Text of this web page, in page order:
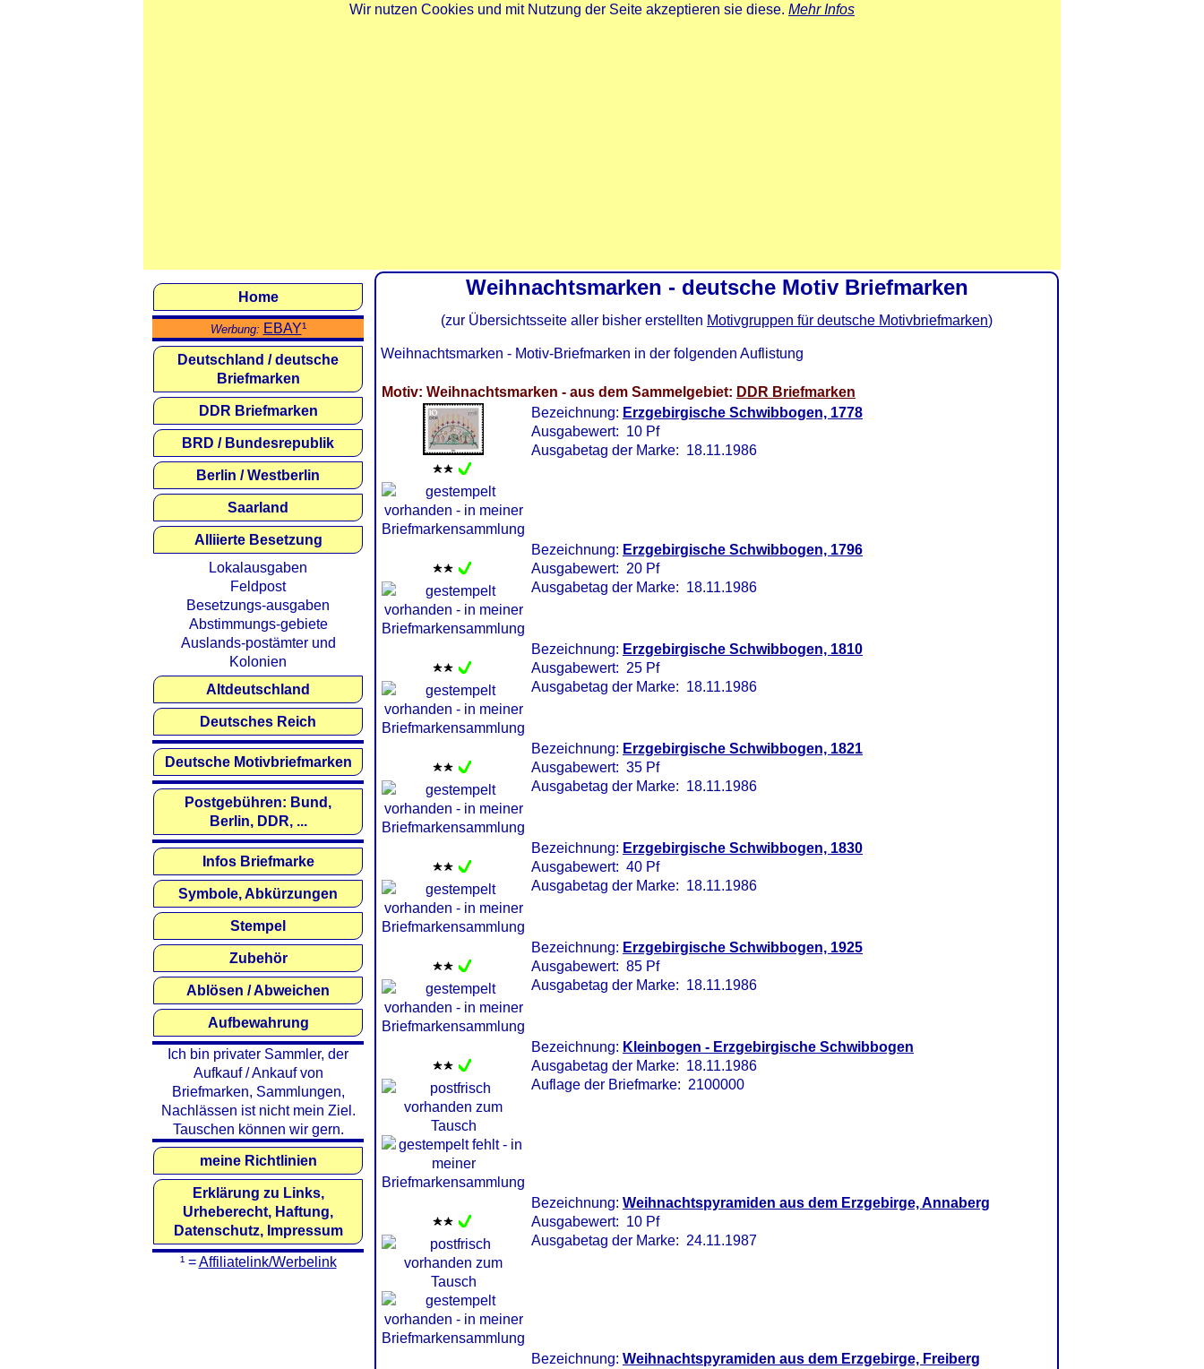
Wir nutzen Cookies und mit Nutzung der Seite akzeptieren sie diese. Mehr Infos
Weihnachtsmarken - deutsche Motiv Briefmarken
(zur Übersichtsseite aller bisher erstellten Motivgruppen für deutsche Motivbriefmarken)
Weihnachtsmarken - Motiv-Briefmarken in der folgenden Auflistung
Motiv: Weihnachtsmarken - aus dem Sammelgebiet: DDR Briefmarken
Bezeichnung: Erzgebirgische Schwibbogen, 1778
Ausgabewert: 10 Pf
Ausgabetag der Marke: 18.11.1986
Bezeichnung: Erzgebirgische Schwibbogen, 1796
Ausgabewert: 20 Pf
Ausgabetag der Marke: 18.11.1986
Bezeichnung: Erzgebirgische Schwibbogen, 1810
Ausgabewert: 25 Pf
Ausgabetag der Marke: 18.11.1986
Bezeichnung: Erzgebirgische Schwibbogen, 1821
Ausgabewert: 35 Pf
Ausgabetag der Marke: 18.11.1986
Bezeichnung: Erzgebirgische Schwibbogen, 1830
Ausgabewert: 40 Pf
Ausgabetag der Marke: 18.11.1986
Bezeichnung: Erzgebirgische Schwibbogen, 1925
Ausgabewert: 85 Pf
Ausgabetag der Marke: 18.11.1986
Bezeichnung: Kleinbogen - Erzgebirgische Schwibbogen
Ausgabetag der Marke: 18.11.1986
Auflage der Briefmarke: 2100000
Bezeichnung: Weihnachtspyramiden aus dem Erzgebirge, Annaberg
Ausgabewert: 10 Pf
Ausgabetag der Marke: 24.11.1987
Bezeichnung: Weihnachtspyramiden aus dem Erzgebirge, Freiberg
Home
Werbung: EBAY¹
Deutschland / deutsche
Briefmarken
DDR Briefmarken
BRD / Bundesrepublik
Berlin / Westberlin
Saarland
Alliierte Besetzung
Lokalausgaben
Feldpost
Besetzungs-ausgaben
Abstimmungs-gebiete
Auslands-postämter und
Kolonien
Altdeutschland
Deutsches Reich
Deutsche Motivbriefmarken
Postgebühren: Bund,
Berlin, DDR, ...
Infos Briefmarke
Symbole, Abkürzungen
Stempel
Zubehör
Ablösen / Abweichen
Aufbewahrung
Ich bin privater Sammler, der
Aufkauf / Ankauf von
Briefmarken, Sammlungen,
Nachlässen ist nicht mein Ziel.
Tauschen können wir gern.
meine Richtlinien
Erklärung zu Links,
Urheberecht, Haftung,
Datenschutz, Impressum
¹ =Affiliatelink/Werbelink